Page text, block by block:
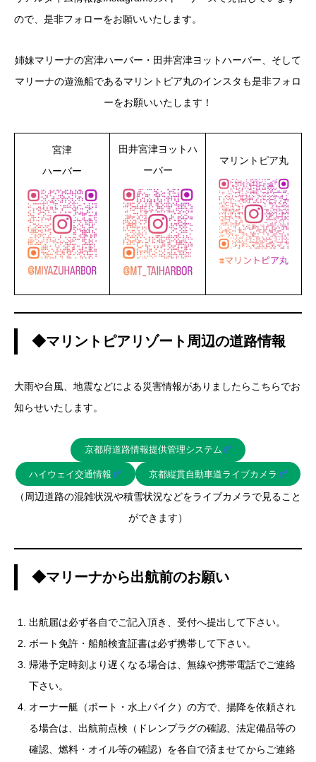
ので、是非フォローをお願いいたします。
姉妹マリーナの宮津ハーバー・田井宮津ヨットハーバー、そして
マリーナの遊漁船であるマリントピア丸のインスタも是非フォロ
ーをお願いいたします！
宮津
ハーバー
田井宮津ヨットハ
ーバー
マリントピア丸
◆マリントピアリゾート周辺の道路情報
大雨や台風、地震などによる災害情報がありましたらこちらでお
知らせいたします。
京都府道路情報提供管理システム
ハイウェイ交通情報 京都縦貫自動車道ライブカメラ
（周辺道路の混雑状況や積雪状況などをライブカメラで見ること
ができます）
◆マリーナから出航前のお願い
出航届は必ず各自でご記入頂き、受付へ提出して下さい。
ボート免許・船舶検査証書は必ず携帯して下さい。
帰港予定時刻より遅くなる場合は、無線や携帯電話でご連絡
下さい。
オーナー艇（ボート・水上バイク）の方で、揚降を依頼され
る場合は、出航前点検（ドレンプラグの確認、法定備品等の
確認、燃料・オイル等の確認）を各自で済ませてからご連絡